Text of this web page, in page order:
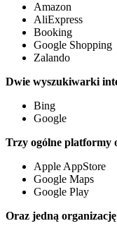
Amazon
AliExpress
Booking
Google Shopping
Zalando
Dwie wyszukiwarki
Bing
Google
Trzy ogólne platformy
Apple AppStore
Google Maps
Google Play
Oraz jedną